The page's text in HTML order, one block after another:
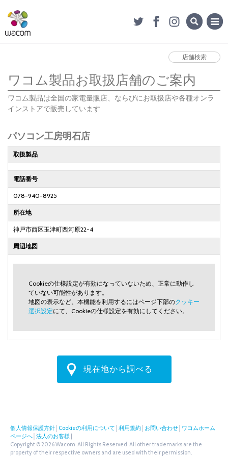
店舗検索
ワコム製品お取扱店舗のご案内
ワコム製品は全国の家電量販店、ならびにお取扱店や各種オンラ
インストアで販売しています
パソコン工房明石店
取扱製品
電話番号
078-940-8925
所在地
神戸市西区玉津町西河原22-4
周辺地図
Cookieの仕様設定が有効になっていないため、正常に動作し
ていない可能性があります。
地図の表示など、本機能を利用するにはページ下部のクッキー
選択設定にて、Cookieの仕様設定を有効にしてください。
現在地から調べる
個人情報保護方針 Cookieの利用について 利用規約 お問い合わせ ワコムホーム
ページへ 法人のお客様
Copyright © 2026 Wacom. All Rights Reserved. All other trademarks are the
property of their respective owners and are used with their permission.